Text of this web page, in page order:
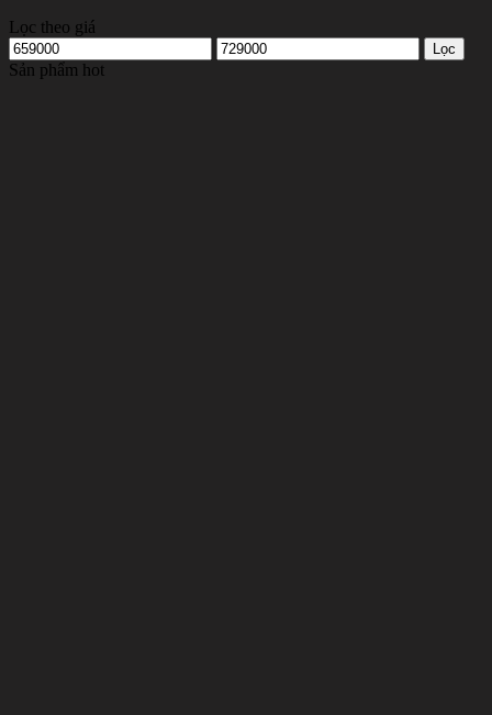
Lọc theo giá
Giá
tối
thiểu
Giá
tối
Lọc
Sản phẩm hot